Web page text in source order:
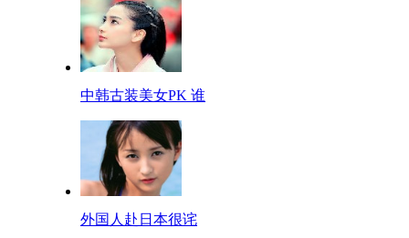
中韩古装美女PK 谁
外国人赴日本很诧